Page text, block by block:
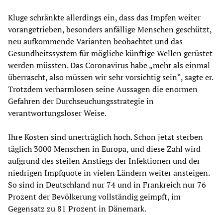
Kluge schränkte allerdings ein, dass das Impfen weiter
vorangetrieben, besonders anfällige Menschen geschützt,
neu aufkommende Varianten beobachtet und das
Gesundheitssystem für mögliche künftige Wellen gerüstet
werden müssten. Das Coronavirus habe „mehr als einmal
überrascht, also müssen wir sehr vorsichtig sein“, sagte er.
Trotzdem verharmlosen seine Aussagen die enormen
Gefahren der Durchseuchungsstrategie in
verantwortungsloser Weise.
Ihre Kosten sind unerträglich hoch. Schon jetzt sterben
täglich 3000 Menschen in Europa, und diese Zahl wird
aufgrund des steilen Anstiegs der Infektionen und der
niedrigen Impfquote in vielen Ländern weiter ansteigen.
So sind in Deutschland nur 74 und in Frankreich nur 76
Prozent der Bevölkerung vollständig geimpft, im
Gegensatz zu 81 Prozent in Dänemark.